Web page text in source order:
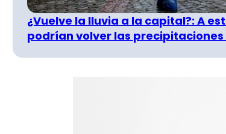
¿Vuelve la lluvia a la capital?: A
podrían volver las precipitaciones